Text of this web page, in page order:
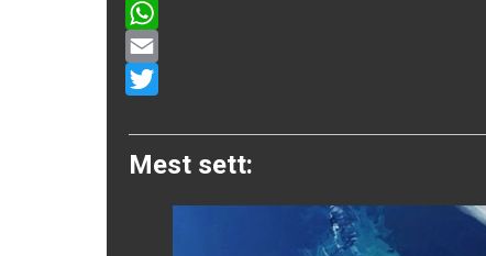
Messenger
WhatsApp
Email
Mest sett: